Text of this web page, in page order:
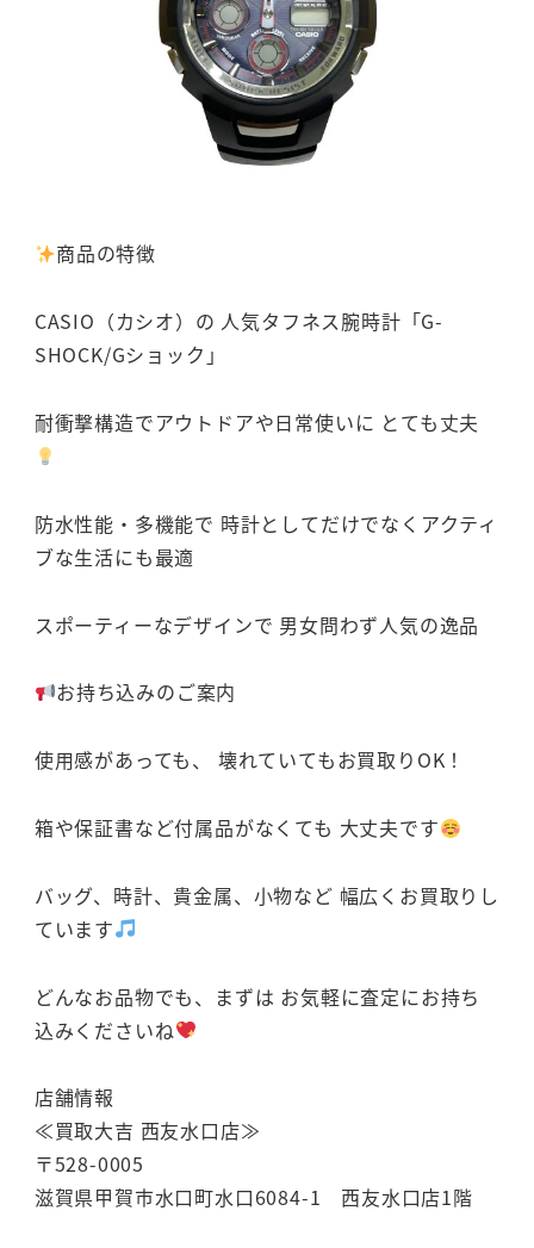
商品の特徴
CASIO（カシオ）の 人気タフネス腕時計「G-
SHOCK/Gショック」
耐衝撃構造でアウトドアや日常使いに とても丈夫
防水性能・多機能で 時計としてだけでなくアクティ
ブな生活にも最適
スポーティーなデザインで 男女問わず人気の逸品
お持ち込みのご案内
使用感があっても、 壊れていてもお買取りOK！
箱や保証書など付属品がなくても 大丈夫です
バッグ、時計、貴金属、小物など 幅広くお買取りし
ています
どんなお品物でも、まずは お気軽に査定にお持ち
込みくださいね
店舗情報
≪買取大吉 西友水口店≫
〒528-0005
滋賀県甲賀市水口町水口6084-1 西友水口店1階